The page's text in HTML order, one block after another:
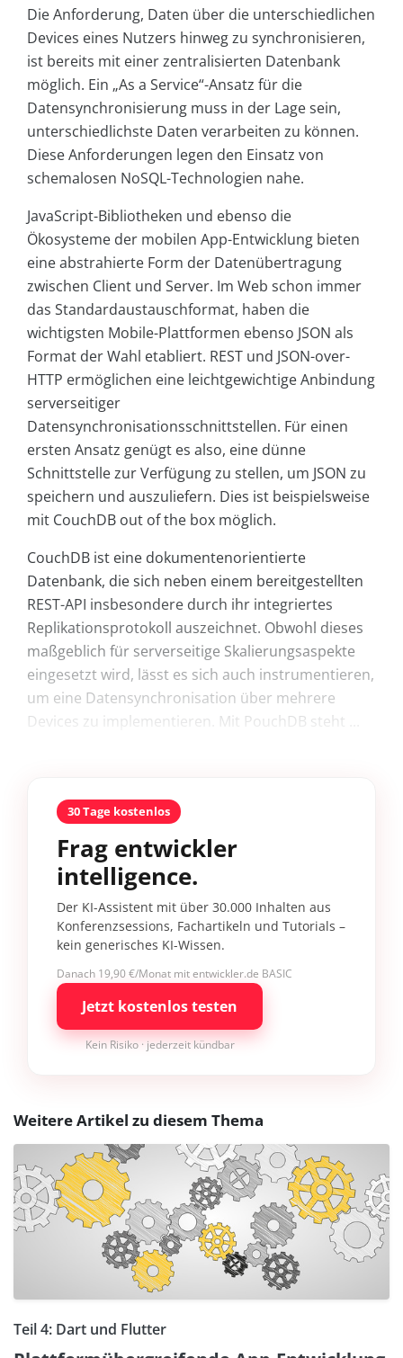
Die Anforderung, Daten über die unterschiedlichen
Devices eines Nutzers hinweg zu synchronisieren,
ist bereits mit einer zentralisierten Datenbank
möglich. Ein „As a Service“-Ansatz für die
Datensynchronisierung muss in der Lage sein,
unterschiedlichste Daten verarbeiten zu können.
Diese Anforderungen legen den Einsatz von
schemalosen NoSQL-Technologien nahe.
JavaScript-Bibliotheken und ebenso die
Ökosysteme der mobilen App-Entwicklung bieten
eine abstrahierte Form der Datenübertragung
zwischen Client und Server. Im Web schon immer
das Standardaustauschformat, haben die
wichtigsten Mobile-Plattformen ebenso JSON als
Format der Wahl etabliert. REST und JSON-over-
HTTP ermöglichen eine leichtgewichtige Anbindung
serverseitiger
Datensynchronisationsschnittstellen. Für einen
ersten Ansatz genügt es also, eine dünne
Schnittstelle zur Verfügung zu stellen, um JSON zu
speichern und auszuliefern. Dies ist beispielsweise
mit CouchDB out of the box möglich.
CouchDB ist eine dokumentenorientierte
Datenbank, die sich neben einem bereitgestellten
REST-API insbesondere durch ihr integriertes
Replikationsprotokoll auszeichnet. Obwohl dieses
maßgeblich für serverseitige Skalierungsaspekte
eingesetzt wird, lässt es sich auch instrumentieren,
um eine Datensynchronisation über mehrere
Devices zu implementieren. Mit PouchDB steht ...
30 Tage kostenlos
Frag entwickler
intelligence.
Der KI-Assistent mit über 30.000 Inhalten aus
Konferenzsessions, Fachartikeln und Tutorials –
kein generisches KI-Wissen.
Danach 19,90 €/Monat mit entwickler.de BASIC
Jetzt kostenlos testen
Kein Risiko · jederzeit kündbar
Weitere Artikel zu diesem Thema
Teil 4: Dart und Flutter